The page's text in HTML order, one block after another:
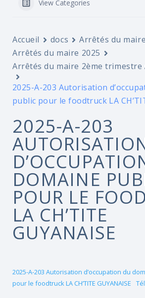
View Categories
Accueil docs
Arrêtés du maire
Arrêtés du maire 2025
Arrêtés du maire 2ème trimestre
2025-A-203 Autorisation
public pour le foodtruck LA
2025-A-203
DOMAINE
POUR LE
LA CH’TITE
GUYANAISE
2025-A-203 Autorisation d’occupation du
pour le foodtruck LA CH’TITE GUYANAISE